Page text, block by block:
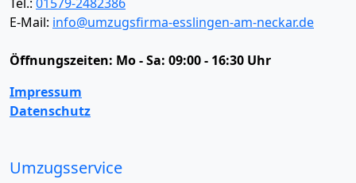
E-Mail: info@umzugsfirma-esslingen-am-neckar.de
Öffnungszeiten: Mo - Sa: 09:00 - 16:30 Uhr
Impressum
Datenschutz
Umzugsservice